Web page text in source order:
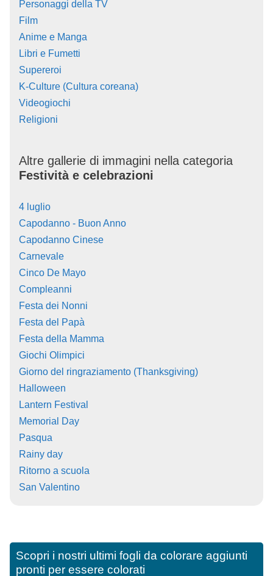
Personaggi della TV
Film
Anime e Manga
Libri e Fumetti
Supereroi
K-Culture (Cultura coreana)
Videogiochi
Religioni
Altre gallerie di immagini nella categoria
Festività e celebrazioni
4 luglio
Capodanno - Buon Anno
Capodanno Cinese
Carnevale
Cinco De Mayo
Compleanni
Festa dei Nonni
Festa del Papà
Festa della Mamma
Giochi Olimpici
Giorno del ringraziamento (Thanksgiving)
Halloween
Lantern Festival
Memorial Day
Pasqua
Rainy day
Ritorno a scuola
San Valentino
Scopri i nostri ultimi fogli da colorare aggiunti
pronti per essere colorati